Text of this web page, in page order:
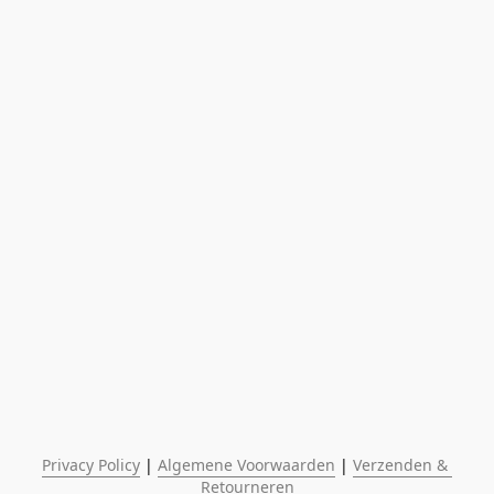
Privacy Policy | Algemene Voorwaarden | Verzenden &
Retourneren